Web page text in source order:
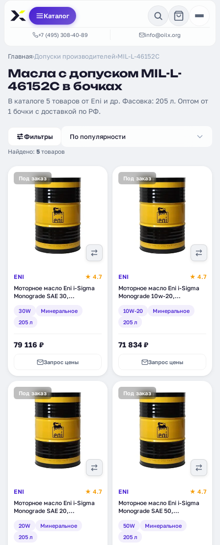
Каталог
+7 (495) 308-40-89 info@oilx.org
Главная›Допуски производителей›MIL-L-46152C
Масла с допуском MIL-L-
46152C в бочках
В каталоге 5 товаров от Eni и др. Фасовка: 205 л. Оптом от
1 бочки с доставкой по РФ.
Фильтры
Найдено: 5 товаров
По популярности
Под заказ
ENI
★ 4.7
Моторное масло Eni i-Sigma
Monograde SAE 30,
30W
Минеральное
205 л
79 116 ₽
Запрос цены
Под заказ
ENI
★ 4.7
Моторное масло Eni i-Sigma
Monograde 10w-20,
10W-20
Минеральное
205 л
71 834 ₽
Запрос цены
Под заказ
ENI
★ 4.7
Моторное масло Eni i-Sigma
Monograde SAE 20,
20W
Минеральное
205 л
Под заказ
ENI
★ 4.7
Моторное масло Eni i-Sigma
Monograde SAE 50,
50W
Минеральное
205 л